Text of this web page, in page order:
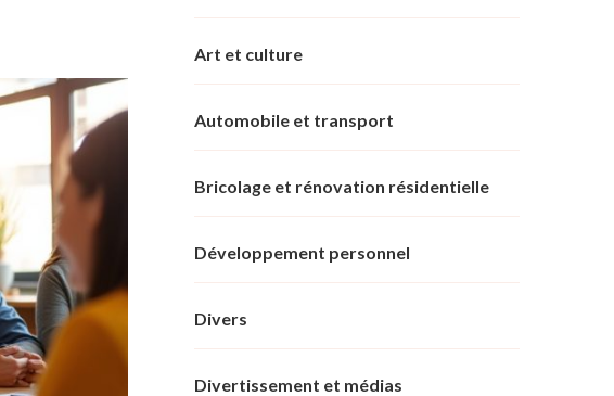
Art et culture
Automobile et transport
Bricolage et rénovation résidentielle
Développement personnel
Divers
Divertissement et médias